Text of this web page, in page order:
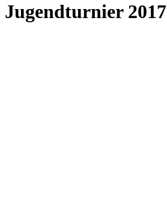
Jugendturnier 2017